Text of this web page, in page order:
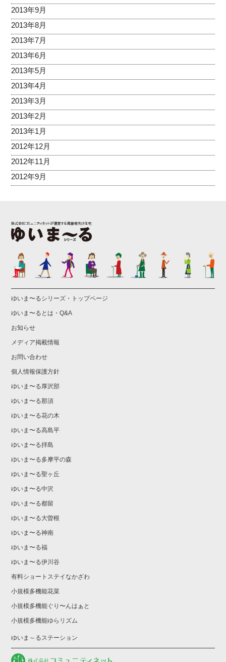
2013年9月
2013年8月
2013年7月
2013年6月
2013年5月
2013年4月
2013年3月
2013年2月
2013年1月
2012年12月
2012年11月
2012年9月
ゆいま〜るシリーズ・トップページ
ゆいま〜るとは・Q&A
お知らせ
メディア掲載情報
お問い合わせ
個人情報保護方針
ゆいま〜る厚沢部
ゆいま〜る那須
ゆいま〜る花の木
ゆいま〜る高島平
ゆいま〜る拝島
ゆいま〜る多摩平の森
ゆいま〜る聖ヶ丘
ゆいま〜る中沢
ゆいま〜る都留
ゆいま〜る大曽根
ゆいま〜る神南
ゆいま〜る福
ゆいま〜る伊川谷
有料ショートステイなかざわ
小規模多機能花菜
小規模多機能ぐり〜んはぁと
小規模多機能ゆらリズム
ゆいま～るステーション